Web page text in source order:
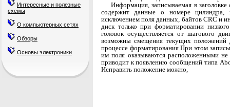
Интересные и полезные
схемы
О компьютерных сетях
Обзоры
Основы электроники
Информация, записываемая в
со­держит данные о номере цилиндра,
исключением по­ля данных, байтов CRC и
диск только при форматировании
головок осуществляется от шагового
возможны смещения текущих положений
процессе форматирования При этом
им поля оказываются расположенными
приводит к появлению сообщений типа
Исправить положение можно,